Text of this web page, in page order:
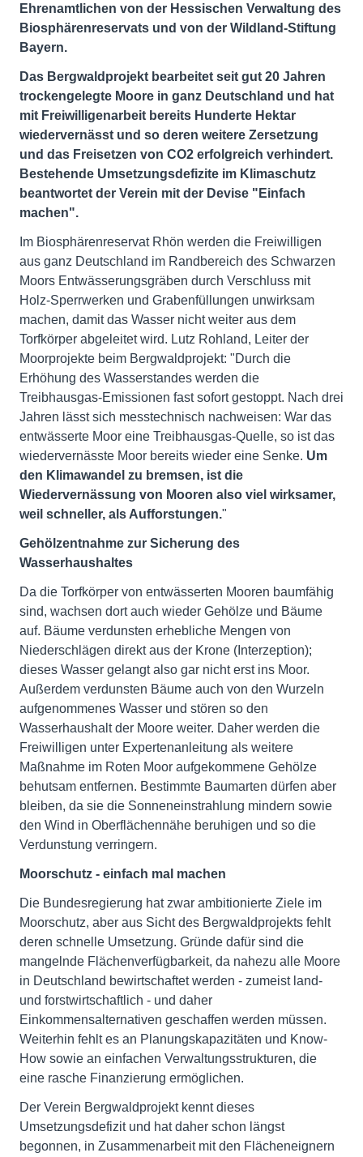
Ehrenamtlichen von der Hessischen Verwaltung des
Biosphärenreservats und von der Wildland-Stiftung
Bayern.
Das Bergwaldprojekt bearbeitet seit gut 20 Jahren
trockengelegte Moore in ganz Deutschland und hat
mit Freiwilligenarbeit bereits Hunderte Hektar
wiedervernässt und so deren weitere Zersetzung
und das Freisetzen von CO2 erfolgreich verhindert.
Bestehende Umsetzungsdefizite im Klimaschutz
beantwortet der Verein mit der Devise "Einfach
machen".
Im Biosphärenreservat Rhön werden die Freiwilligen
aus ganz Deutschland im Randbereich des Schwarzen
Moors Entwässerungsgräben durch Verschluss mit
Holz-Sperrwerken und Grabenfüllungen unwirksam
machen, damit das Wasser nicht weiter aus dem
Torfkörper abgeleitet wird. Lutz Rohland, Leiter der
Moorprojekte beim Bergwaldprojekt: "Durch die
Erhöhung des Wasserstandes werden die
Treibhausgas-Emissionen fast sofort gestoppt. Nach drei
Jahren lässt sich messtechnisch nachweisen: War das
entwässerte Moor eine Treibhausgas-Quelle, so ist das
wiedervernässte Moor bereits wieder eine Senke. Um
den Klimawandel zu bremsen, ist die
Wiedervernässung von Mooren also viel wirksamer,
weil schneller, als Aufforstungen."
Gehölzentnahme zur Sicherung des
Wasserhaushaltes
Da die Torfkörper von entwässerten Mooren baumfähig
sind, wachsen dort auch wieder Gehölze und Bäume
auf. Bäume verdunsten erhebliche Mengen von
Niederschlägen direkt aus der Krone (Interzeption);
dieses Wasser gelangt also gar nicht erst ins Moor.
Außerdem verdunsten Bäume auch von den Wurzeln
aufgenommenes Wasser und stören so den
Wasserhaushalt der Moore weiter. Daher werden die
Freiwilligen unter Expertenanleitung als weitere
Maßnahme im Roten Moor aufgekommene Gehölze
behutsam entfernen. Bestimmte Baumarten dürfen aber
bleiben, da sie die Sonneneinstrahlung mindern sowie
den Wind in Oberflächennähe beruhigen und so die
Verdunstung verringern.
Moorschutz - einfach mal machen
Die Bundesregierung hat zwar ambitionierte Ziele im
Moorschutz, aber aus Sicht des Bergwaldprojekts fehlt
deren schnelle Umsetzung. Gründe dafür sind die
mangelnde Flächenverfügbarkeit, da nahezu alle Moore
in Deutschland bewirtschaftet werden - zumeist land-
und forstwirtschaftlich - und daher
Einkommensalternativen geschaffen werden müssen.
Weiterhin fehlt es an Planungskapazitäten und Know-
How sowie an einfachen Verwaltungsstrukturen, die
eine rasche Finanzierung ermöglichen.
Der Verein Bergwaldprojekt kennt dieses
Umsetzungsdefizit und hat daher schon längst
begonnen, in Zusammenarbeit mit den Flächeneignern